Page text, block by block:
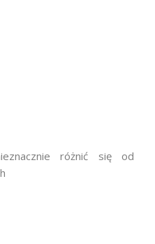
różnić się od